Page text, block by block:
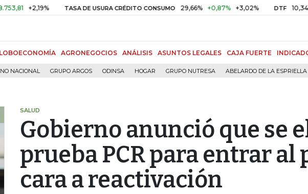
+2,19% TASA DE USURA CRÉDITO CONSUMO 29,66% +0,87% +3,02% DTF 10,34%
AGRONEGOCIOS ANÁLISIS ASUNTOS LEGALES CAJA FUERTE
NACIONAL GRUPO ARGOS ODINSA HOGAR GRUPO NUTRESA ABELARDO DE LA ESPRIELLA
SALUD
Gobierno anunció que se
prueba PCR para entrar al
cara a reactivación